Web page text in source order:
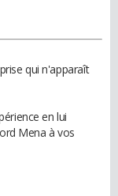
qui n'apparaît
en lui
Mena à vos